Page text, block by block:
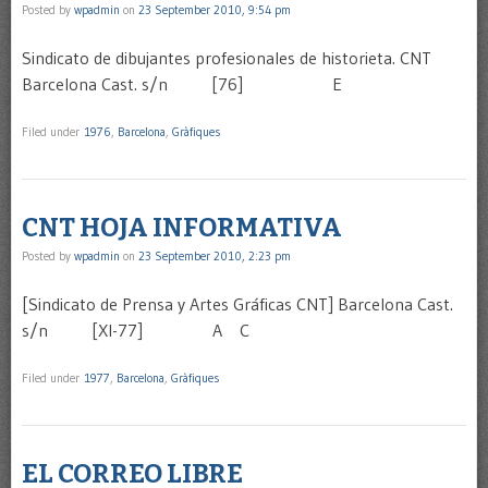
Posted by wpadmin on 23 September 2010, 9:54 pm
Sindicato de dibujantes profesionales de historieta. CNT
Barcelona Cast. s/n [76] E
Filed under 1976, Barcelona, Gràfiques
CNT HOJA INFORMATIVA
Posted by wpadmin on 23 September 2010, 2:23 pm
[Sindicato de Prensa y Artes Gráficas CNT] Barcelona Cast.
s/n [XI-77] A C
Filed under 1977, Barcelona, Gràfiques
EL CORREO LIBRE